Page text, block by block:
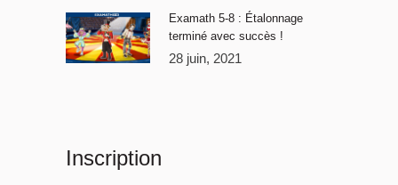
Examath 5-8 : Étalonnage
terminé avec succès !
28 juin, 2021
Inscription